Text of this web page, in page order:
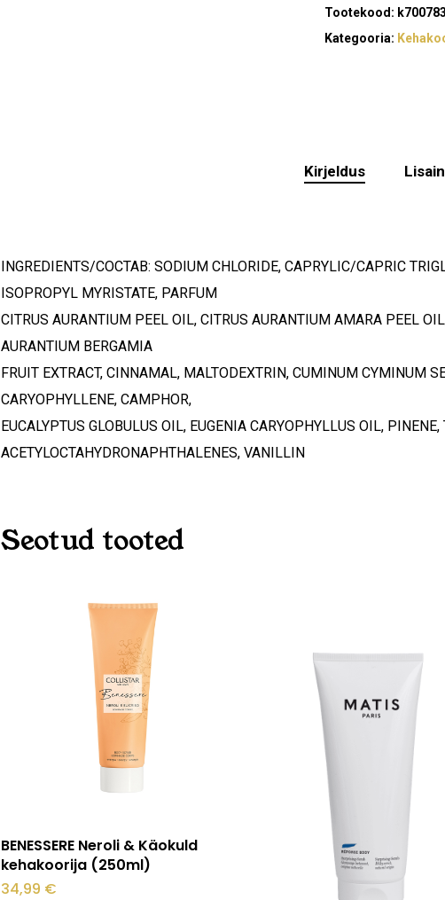
Tootekood:
Kategooria:
Kirjeldus
INGREDIENTS/COCTAB: SODIUM CHLORIDE, CAPRYLIC/CAPRIC
ISOPROPYL MYRISTATE, PARFUM
CITRUS AURANTIUM PEEL OIL, CITRUS AURANTIUM AMARA PEEL
AURANTIUM BERGAMIA
FRUIT EXTRACT, CINNAMAL, MALTODEXTRIN, CUMINUM CYMINUM
CARYOPHYLLENE, CAMPHOR,
EUCALYPTUS GLOBULUS OIL, EUGENIA CARYOPHYLLUS OIL,
ACETYLOCTAHYDRONAPHTHALENES, VANILLIN
Seotud tooted
Lisa korvi
BENESSERE Neroli & Käokuld
kehakoorija (250ml)
34,99 €